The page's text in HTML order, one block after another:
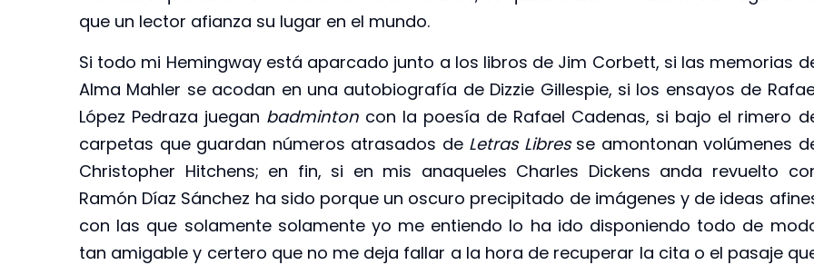
que un lector afianza su lugar en el mundo.
Si todo mi Hemingway está aparcado junto a los libros de Jim Corbett, si las memorias
Alma Mahler se acodan en una autobiografía de Dizzie Gillespie, si los ensayos de
López Pedraza juegan badminton con la poesía de Rafael Cadenas, si bajo el rimero
carpetas que guardan números atrasados de Letras Libresse amontonan volúmenes
Christopher Hitchens; en fin, si en mis anaqueles Charles Dickens anda revuelto
Ramón Díaz Sánchez ha sido porque un oscuro precipitado de imágenes y de ideas
con las que solamente solamente yo me entiendo lo ha ido disponiendo todo de
tan amigable y certero que no me deja fallar a la hora de recuperar la cita o el pasaje